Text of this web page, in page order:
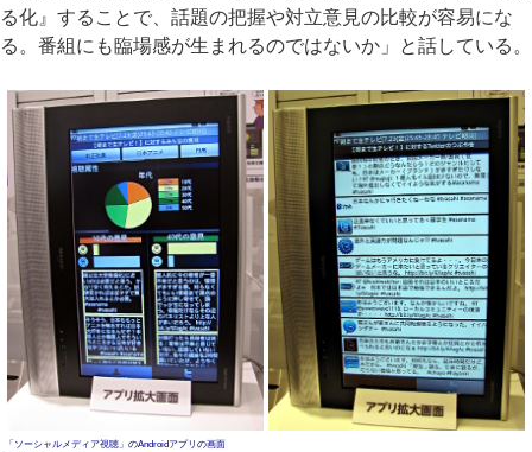
る化』することで、話題の把握や対立意見の比較が容易にな
る。番組にも臨場感が生まれるのではないか」と話している。
「ソーシャルメディア視聴」のAndroidアプリの画面